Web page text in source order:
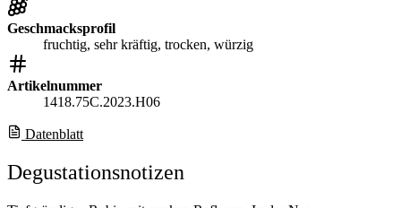
Geschmacksprofil
fruchtig, sehr kräftig, trocken, würzig
Artikelnummer
1418.75C.2023.H06
Datenblatt
Degustationsnotizen